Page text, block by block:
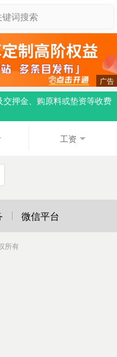
词搜索
押金、购原料或垫资等收费
工资
微信平台
所有